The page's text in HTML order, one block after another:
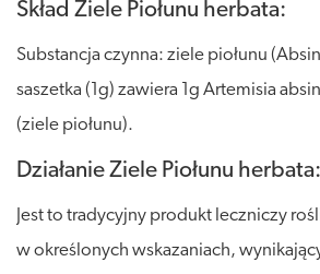
Skład Ziele Piołunu herbata:
Substancja czynna: ziele piołunu
saszetka (1g) zawiera 1g Artemisia
(ziele piołunu).
Działanie Ziele Piołunu herbata:
Jest to tradycyjny produkt leczniczy
w określonych wskazaniach,